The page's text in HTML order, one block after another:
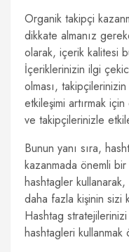
Organik takipçi
dikkate almanız
olarak, içerik kalitesi
İçeriklerinizin ilgi
olması,
etkileşimi artırmak
ve takipçilerinizle
Bunun yanı sıra,
kazanmada önemli
hashtagler
daha fazla kişinin sizi
Hashtag
hashtagleri kullanmak